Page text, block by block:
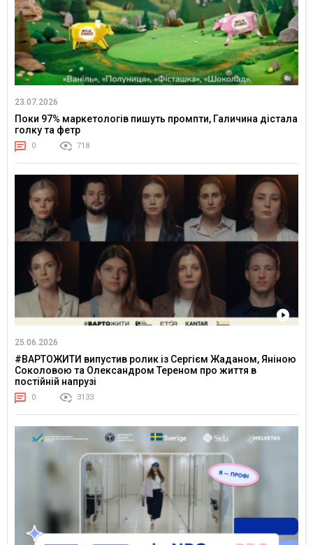
23.07.2026
Поки 97% маркетологів пишуть промпти, Галичина дістала
голку та фетр
0 718
25.06.2026
#ВАРТОЖИТИ випустив ролик із Сергієм Жаданом, Яніною
Соколовою та Олександром Тереном про життя в
постійній напрузі
0 3133